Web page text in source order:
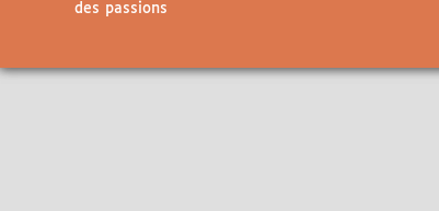
des passions